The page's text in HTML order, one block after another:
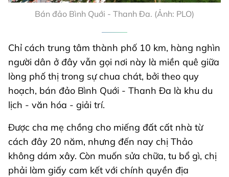
Bán đảo Bình Quới - Thanh Đa. (Ảnh: PLO)
Chỉ cách trung tâm thành phố 10 km, hàng nghìn
người dân ở đây vẫn gọi nơi này là miền quê giữa
lòng phố thị trong sự chua chát, bởi theo quy
hoạch, bán đảo Bình Quới - Thanh Đa là khu du
lịch - văn hóa - giải trí.
Được cha mẹ chồng cho miếng đất cất nhà từ
cách đây 20 năm, nhưng đến nay chị Thảo
không dám xây. Còn muốn sửa chữa, tu bổ gì, chị
phải làm giấy cam kết với chính quyền địa